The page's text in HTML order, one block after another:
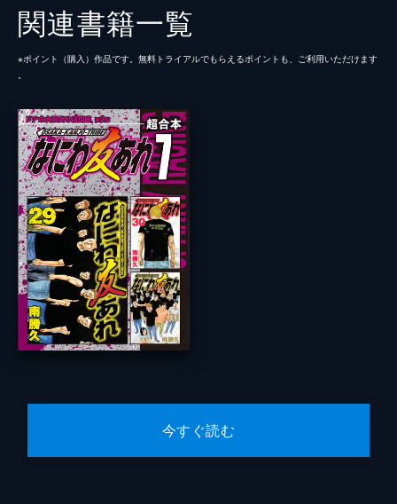
関連書籍一覧
※ポイント（購⼊）作品です。無料トライアルでもらえるポイントも、ご利⽤いただけます
。
今すぐ読む